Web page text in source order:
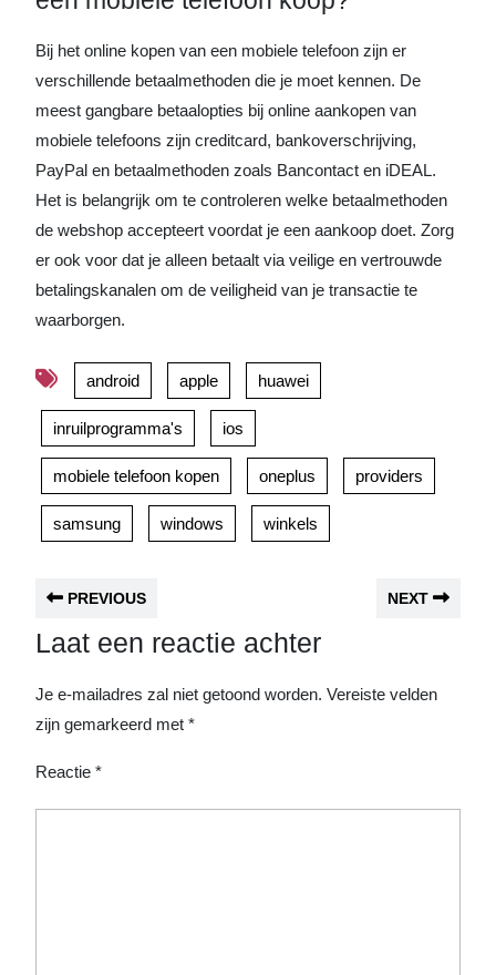
Bij het online kopen van een mobiele telefoon zijn er
verschillende betaalmethoden die je moet kennen. De
meest gangbare betaalopties bij online aankopen van
mobiele telefoons zijn creditcard, bankoverschrijving,
PayPal en betaalmethoden zoals Bancontact en iDEAL.
Het is belangrijk om te controleren welke betaalmethoden
de webshop accepteert voordat je een aankoop doet. Zorg
er ook voor dat je alleen betaalt via veilige en vertrouwde
betalingskanalen om de veiligheid van je transactie te
waarborgen.
android apple huawei
inruilprogramma's ios
mobiele telefoon kopen oneplus providers
samsung windows winkels
PREVIOUS NEXT
Laat een reactie achter
Je e-mailadres zal niet getoond worden. Vereiste velden
zijn gemarkeerd met *
Reactie *